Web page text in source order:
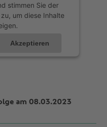
stimmen Sie der
um diese Inhalte
Akzeptieren
am 08.03.2023